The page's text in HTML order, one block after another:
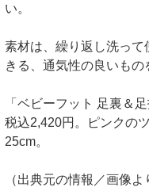
い。
素材は、繰り返し洗っ
きる、通気性の良いもの
「ベビーフット 足裏＆
税込2,420円。ピンクの
25cm。
（出典元の情報／画像よ